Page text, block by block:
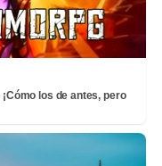
los de antes, pero